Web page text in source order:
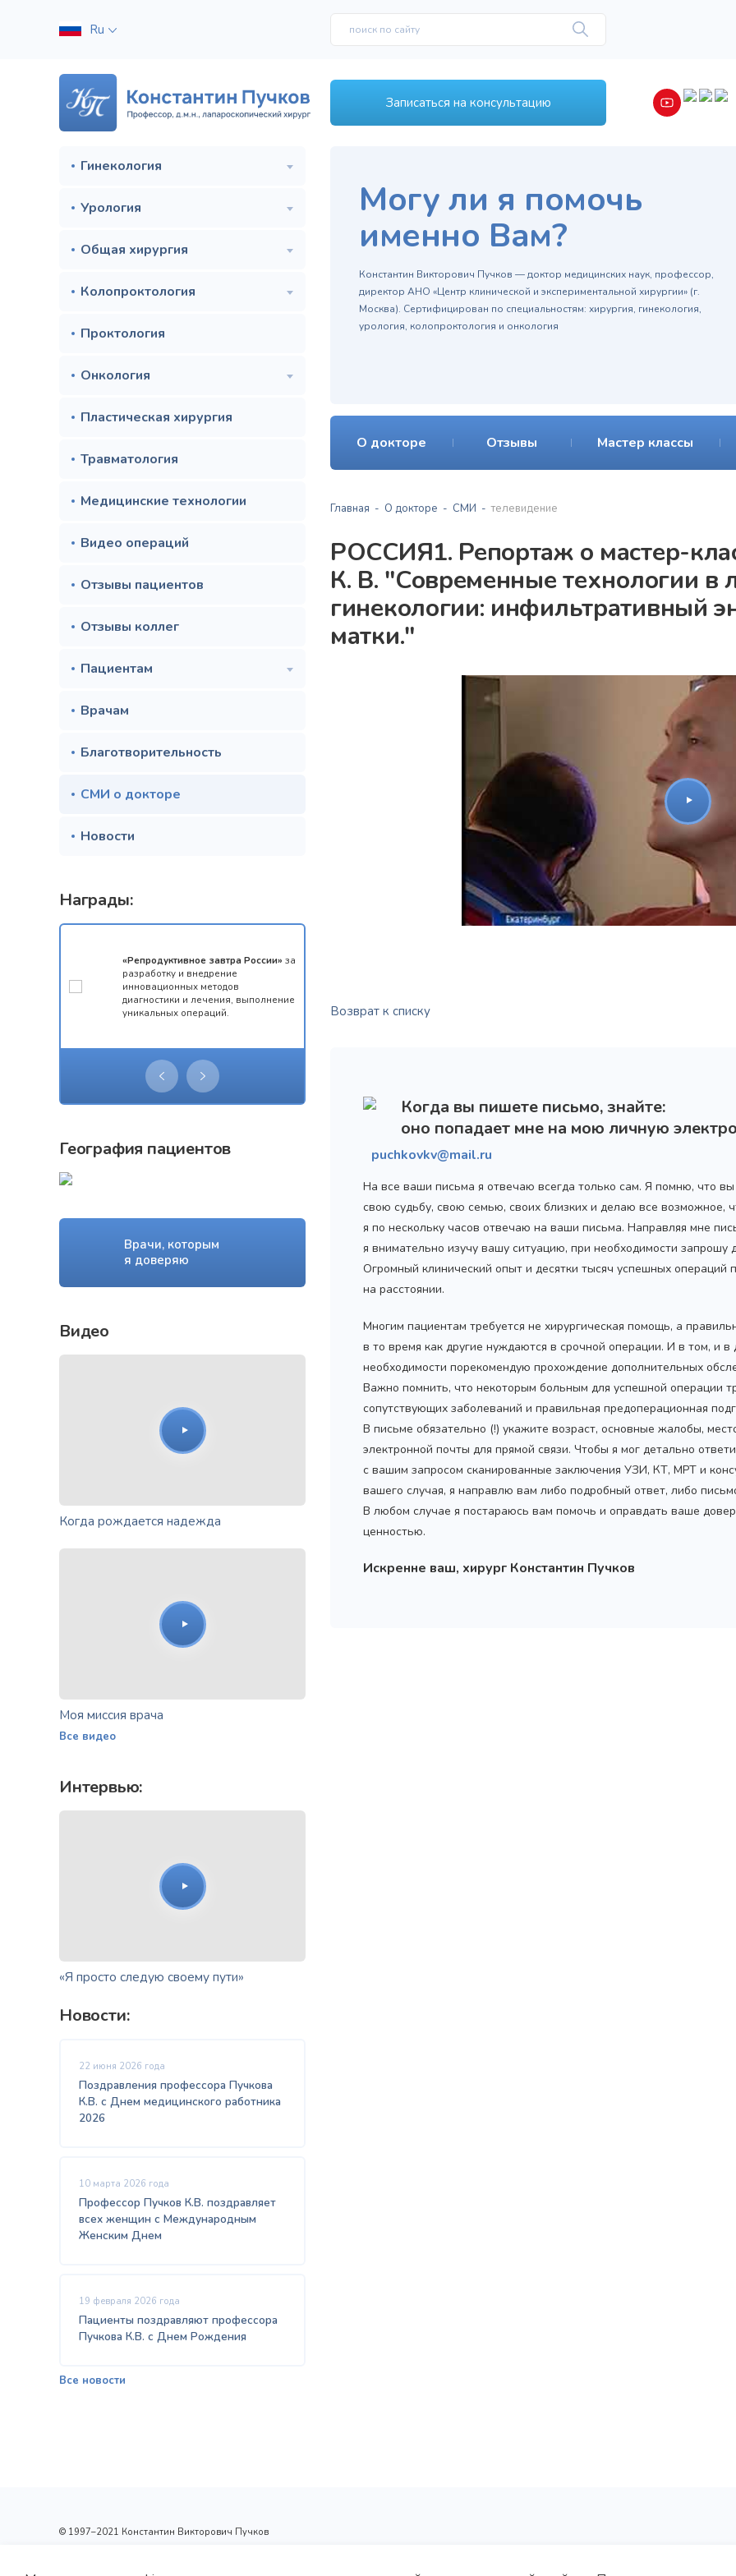
Ru
Записаться на консультацию
Гинекология
Урология
Общая хирургия
Колопроктология
Проктология
Онкология
Пластическая хирургия
Травматология
Медицинские технологии
Видео операций
Отзывы пациентов
Отзывы коллег
Пациентам
Врачам
Благотворительность
СМИ о докторе
Новости
Награды:
«Репродуктивное завтра России» за
разработку и внедрение
инновационных методов
диагностики и лечения, выполнение
уникальных операций.
География пациентов
Врачи, которым
я доверяю
Видео
Когда рождается надежда
Моя миссия врача
Все видео
Интервью:
«Я просто следую своему пути»
Новости:
22 июня 2026 года
Поздравления профессора Пучкова
К.В. с Днем медицинского работника
2026
10 марта 2026 года
Профессор Пучков К.В. поздравляет
всех женщин с Международным
Женским Днем
19 февраля 2026 года
Пациенты поздравляют профессора
Пучкова К.В. с Днем Рождения
Все новости
Могу ли я помочь
именно Вам?
Константин Викторович Пучков — доктор медицинских наук, профессор,
директор АНО «Центр клинической и экспериментальной хирургии» (г.
Москва). Сертифицирован по специальностям: хирургия, гинекология,
урология, колопроктология и онкология
О докторе Отзывы Мастер классы
Главная О докторе СМИ телевидение
РОССИЯ1. Репортаж о мастер-
К. В. "Современные технологии в
гинекологии: инфильтративный
матки."
Возврат к списку
Когда вы пишете письмо, знайте:
оно попадает мне на мою личную
puchkovkv@mail.ru
На все ваши письма я отвечаю всегда только сам. Я помню, что
свою судьбу, свою семью, своих близких и делаю все
я по нескольку часов отвечаю на ваши письма. Направляя мне
я внимательно изучу вашу ситуацию, при необходимости
Огромный клинический опыт и десятки тысяч успешных
на расстоянии.
Многим пациентам требуется не хирургическая помощь, а
в то время как другие нуждаются в срочной операции. И в том, и
необходимости порекомендую прохождение дополнительных
Важно помнить, что некоторым больным для успешной операции
сопутствующих заболеваний и правильная предоперационная
В письме обязательно (!) укажите возраст, основные жалобы,
электронной почты для прямой связи. Чтобы я мог детально
с вашим запросом сканированные заключения УЗИ, КТ, МРТ и
вашего случая, я направлю вам либо подробный ответ, либо
В любом случае я постараюсь вам помочь и оправдать ваше
ценностью.
Искренне ваш, хирург Константин Пучков
© 1997–2021 Константин Викторович Пучков
выдана Департаментом здравоохранения г.Москвы